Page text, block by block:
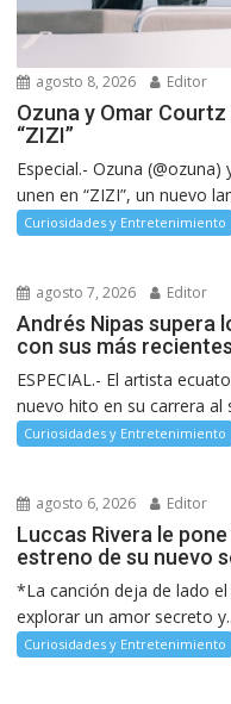
agosto 8, 2026 Editor
Ozuna y Omar
“ZIZI”
Especial.- Ozuna
unen en “ZIZI”, un nuevo
Curiosidades y Entretenimiento
agosto 7, 2026 Editor
Andrés Nipas supera
con sus más
ESPECIAL.- El artista
nuevo hito en su carrera al
Curiosidades y Entretenimiento
agosto 6, 2026 Editor
Luccas Rivera le
estreno de su nuevo
*La canción deja de lado
explorar un amor secreto
Curiosidades y Entretenimiento